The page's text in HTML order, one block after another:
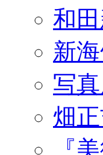
和
新
写
畑
『